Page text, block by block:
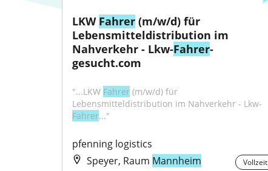
LKW Fahrer (m/w/d) für
Lebensmitteldistribution im
Nahverkehr - Lkw-Fahrer-
gesucht.com
"...LKW Fahrer (m/w/d) für
Lebensmitteldistribution im Nahverkehr - Lkw-
Fahrer..."
pfenning logistics
Speyer, Raum Mannheim Vollzeit